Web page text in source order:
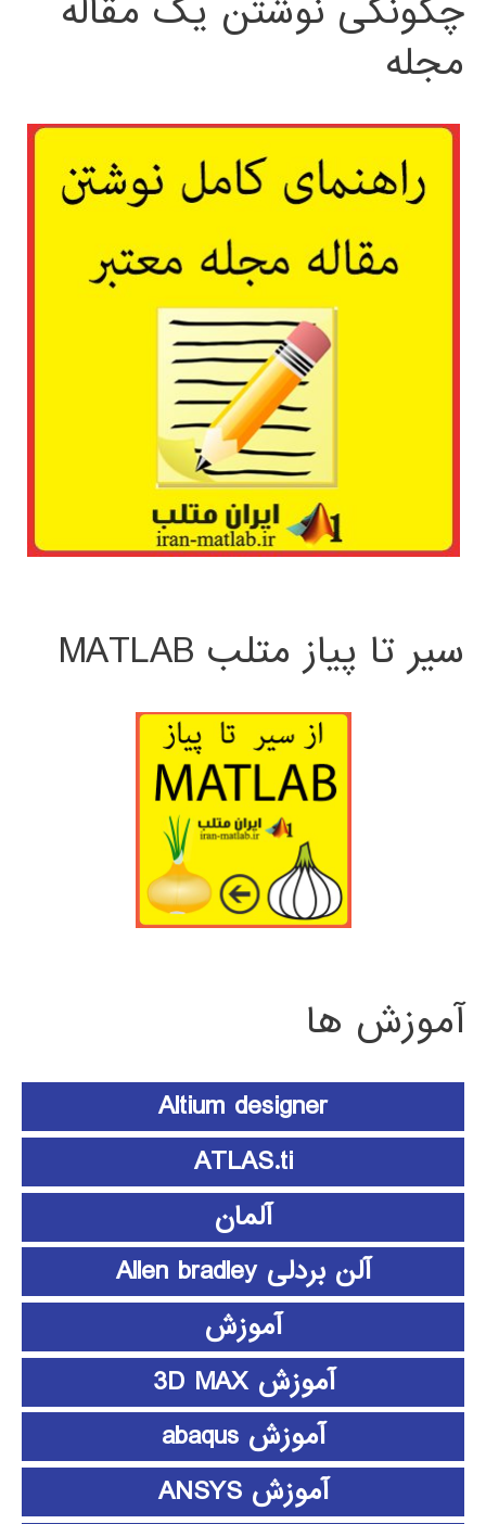
چگونگی نوشتن یک مقاله
مجله
سیر تا پیاز متلب MATLAB
آموزش ها
Altium designer
ATLAS.ti
آلمان
آلن بردلی Allen bradley
آموزش
آموزش 3D MAX
آموزش abaqus
آموزش ANSYS